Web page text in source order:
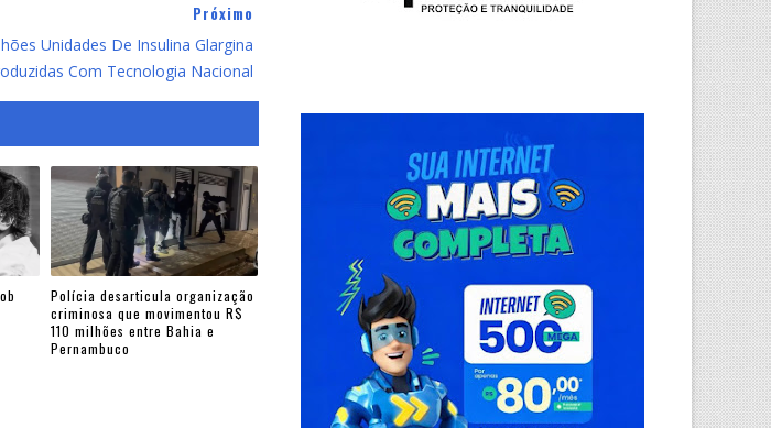
Próximo
Unidades De Insulina Glargina
Com Tecnologia Nacional
Polícia desarticula organização
criminosa que movimentou R$
110 milhões entre Bahia e
Pernambuco